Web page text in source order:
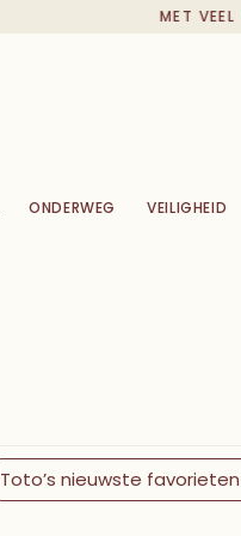
MET VEEL
ONDERWEG VEILIGHEID
Toto’s nieuwste favorieten